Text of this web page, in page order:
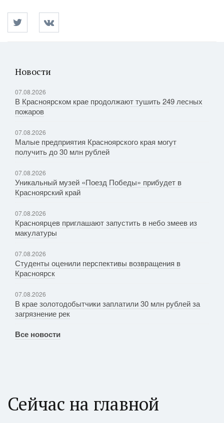
Новости
07.08.2026
В Красноярском крае продолжают тушить 249 лесных
пожаров
07.08.2026
Малые предприятия Красноярского края могут
получить до 30 млн рублей
07.08.2026
Уникальный музей «Поезд Победы» прибудет в
Красноярский край
07.08.2026
Красноярцев приглашают запустить в небо змеев из
макулатуры
07.08.2026
Студенты оценили перспективы возвращения в
Красноярск
07.08.2026
В крае золотодобытчики заплатили 30 млн рублей за
загрязнение рек
Все новости
Сейчас на главной